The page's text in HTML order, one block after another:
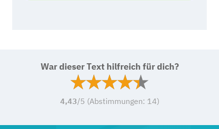
War dieser Text hilfreich für dich?
4,43/5 (Abstimmungen: 14)